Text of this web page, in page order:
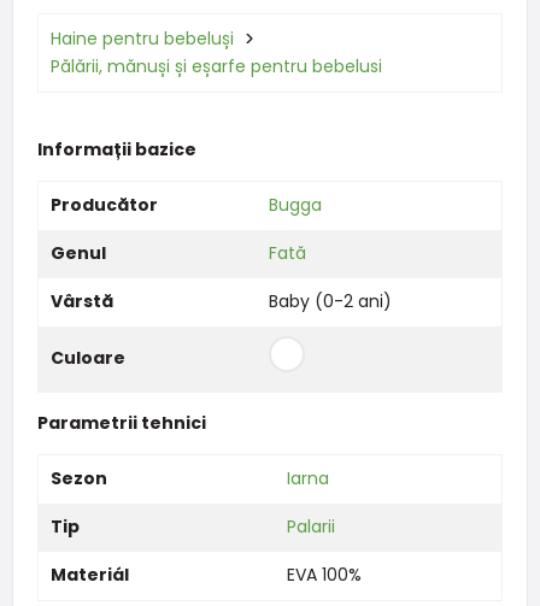
Haine pentru bebeluși
Pălării, mănuși și eșarfe pentru bebelusi
Informații bazice
Producător
Bugga
Genul
Fată
Vârstă
Baby (0-2 ani)
Culoare
Parametrii tehnici
Sezon
Iarna
Tip
Palarii
Materiál
EVA 100%